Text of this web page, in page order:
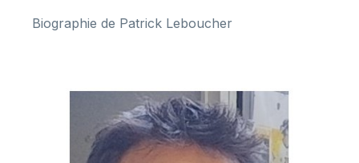
Biographie de Patrick Leboucher